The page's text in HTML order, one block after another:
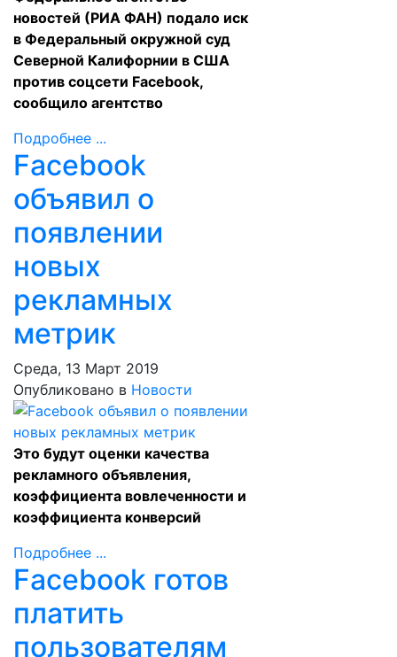
новостей (РИА ФАН) подало иск
в Федеральный окружной суд
Северной Калифорнии в США
против соцсети Facebook,
сообщило агентство
Подробнее ...
Facebook
объявил о
появлении
новых
рекламных
метрик
Среда, 13 Март 2019
Опубликовано в Новости
Это будут оценки качества
рекламного объявления,
коэффициента вовлеченности и
коэффициента конверсий
Подробнее ...
Facebook готов
платить
пользователям